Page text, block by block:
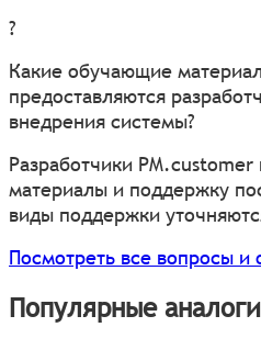
?
Какие обучающие
предоставляются
внедрения системы?
Разработчики
материалы и поддержку
виды поддержки
Посмотреть все вопросы и
Популярные